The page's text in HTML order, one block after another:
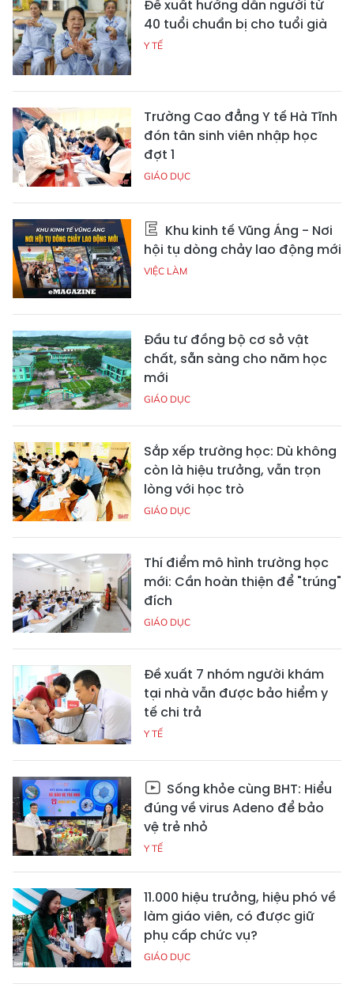
Đề xuất hướng dẫn người từ
40 tuổi chuẩn bị cho tuổi già
Y TẾ
Trường Cao đẳng Y tế Hà Tĩnh
đón tân sinh viên nhập học
đợt 1
GIÁO DỤC
Khu kinh tế Vũng Áng - Nơi
hội tụ dòng chảy lao động mới
VIỆC LÀM
Đầu tư đồng bộ cơ sở vật
chất, sẵn sàng cho năm học
mới
GIÁO DỤC
Sắp xếp trường học: Dù không
còn là hiệu trưởng, vẫn trọn
lòng với học trò
GIÁO DỤC
Thí điểm mô hình trường học
mới: Cần hoàn thiện để "trúng"
đích
GIÁO DỤC
Đề xuất 7 nhóm người khám
tại nhà vẫn được bảo hiểm y
tế chi trả
Y TẾ
Sống khỏe cùng BHT: Hiểu
đúng về virus Adeno để bảo
vệ trẻ nhỏ
Y TẾ
11.000 hiệu trưởng, hiệu phó về
làm giáo viên, có được giữ
phụ cấp chức vụ?
GIÁO DỤC